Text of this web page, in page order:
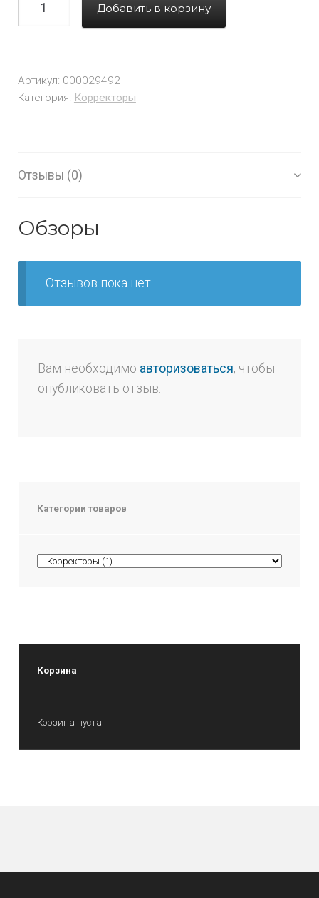
Добавить в корзину
Артикул: 000029492
Категория: Корректоры
Отзывы (0)
Обзоры
Отзывов пока нет.
Вам необходимо авторизоваться, чтобы
опубликовать отзыв.
Категории товаров
Корзина
Корзина пуста.